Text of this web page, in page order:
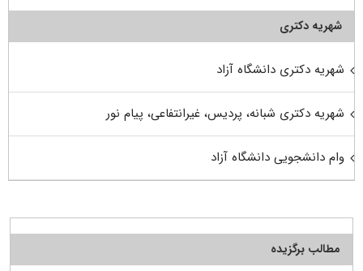
شهریه دکتری
شهریه دکتری دانشگاه آزاد
شهریه دکتری شبانه، پردیس، غیرانتفاعی، پیام نور
وام دانشجویی دانشگاه آزاد
مطالب برگزیده